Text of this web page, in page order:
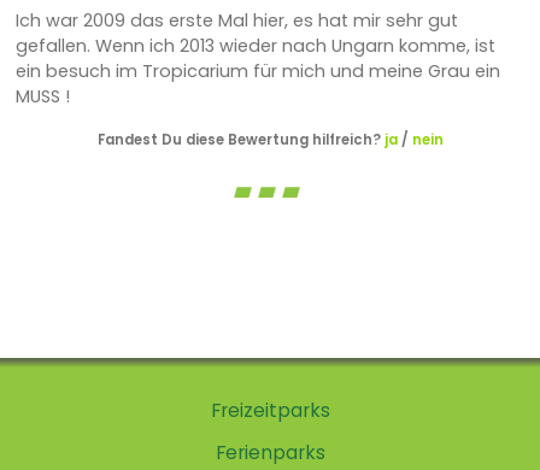
Ich war 2009 das erste Mal hier, es hat mir sehr gut
gefallen. Wenn ich 2013 wieder nach Ungarn komme, ist
ein besuch im Tropicarium für mich und meine Grau ein
MUSS !
Fandest Du diese Bewertung hilfreich? ja/ nein
Freizeitparks
Ferienparks